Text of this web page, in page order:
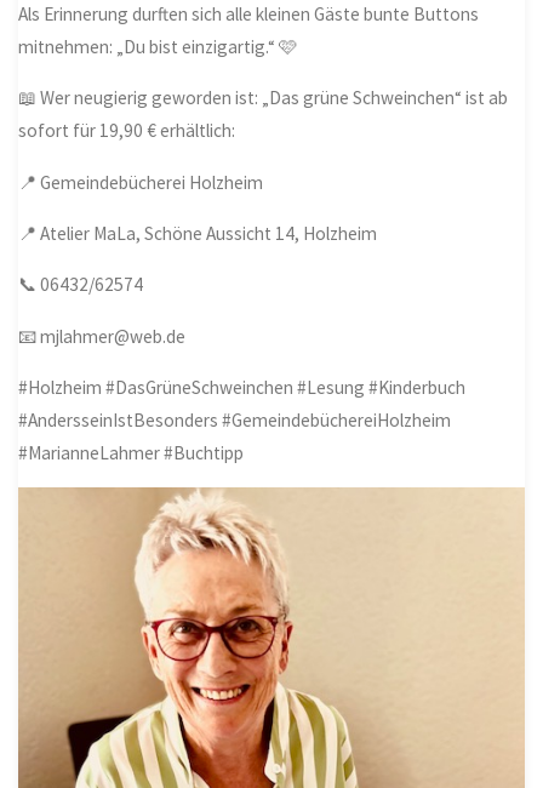
Als Erinnerung durften sich alle kleinen Gäste bunte Buttons
mitnehmen: „Du bist einzigartig.“ 🩷
📖 Wer neugierig geworden ist: „Das grüne Schweinchen“ ist ab
sofort für 19,90 € erhältlich:
📍 Gemeindebücherei Holzheim
📍 Atelier MaLa, Schöne Aussicht 14, Holzheim
📞 06432/62574
📧 mjlahmer@web.de
#Holzheim #DasGrüneSchweinchen #Lesung #Kinderbuch
#AndersseinIstBesonders #GemeindebüchereiHolzheim
#MarianneLahmer #Buchtipp